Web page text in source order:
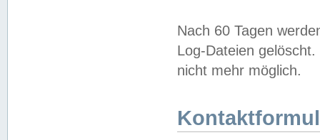
Nach 60 Tagen
Log-Dateien
nicht mehr möglich.